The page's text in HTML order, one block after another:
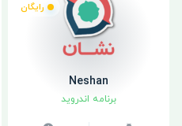
رایگان
Neshan
برنامه اندروید